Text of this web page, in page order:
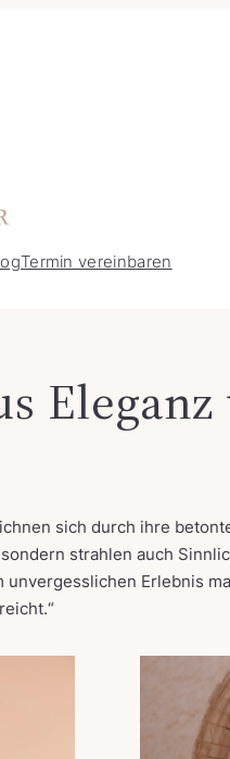
Termin vereinbaren
sich durch ihre
strahlen auch
Erlebnis